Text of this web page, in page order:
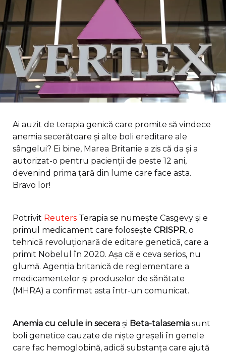
Ai auzit de terapia genică care promite să vindece
anemia secerătoare și alte boli ereditare ale
sângelui? Ei bine, Marea Britanie a zis că da și a
autorizat-o pentru pacienții de peste 12 ani,
devenind prima țară din lume care face asta.
Bravo lor!
Potrivit Reuters Terapia se numește Casgevy și e
primul medicament care folosește CRISPR, o
tehnică revoluționară de editare genetică, care a
primit Nobelul în 2020. Așa că e ceva serios, nu
glumă. Agenția britanică de reglementare a
medicamentelor și produselor de sănătate
(MHRA) a confirmat asta într-un comunicat.
Anemia cu celule in secera și Beta-talasemia sunt
boli genetice cauzate de niște greșeli în genele
care fac hemoglobină, adică substanța care ajută